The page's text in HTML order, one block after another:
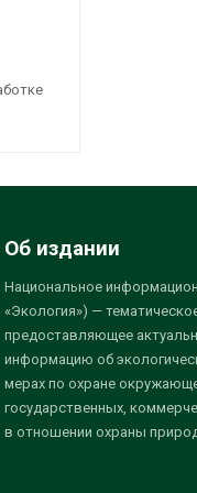
Об издании
Национальное
«Экология») —
предоставляющее
информацию об
мерах по охране
государственных,
в отношении охраны